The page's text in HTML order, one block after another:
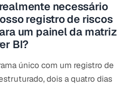
necessário
registro de riscos
um painel da matriz
BI?
único com um registro de
dois a quatro dias